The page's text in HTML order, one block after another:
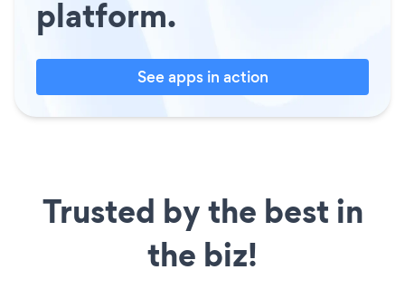
platform.
See apps in action
Trusted by the best in
the biz!